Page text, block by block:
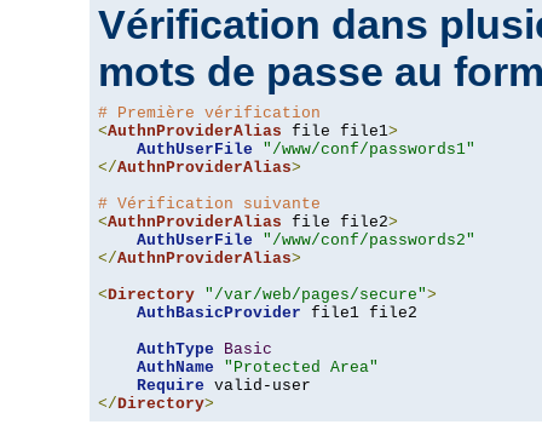
Vérification dans
mots de passe au
# Première vérification
<AuthnProviderAlias file file1>
AuthUserFile
"/www/conf/passwords1"
</AuthnProviderAlias>
# Vérification suivante
<AuthnProviderAlias file file2>
AuthUserFile
"/www/conf/passwords2"
</AuthnProviderAlias>
<Directory "/var/web/pages/secure">
AuthBasicProvider file1 file2
AuthType
Basic
AuthName
"Protected Area"
Require
</Directory>